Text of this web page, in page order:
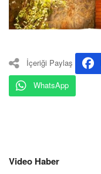
İçeriği Paylaş
WhatsApp
Video Haber